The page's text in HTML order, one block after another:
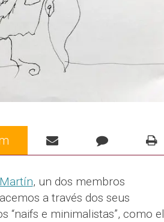
, un dos membros
a través dos seus
“naifs e minimalistas”, como el